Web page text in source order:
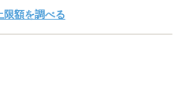
上限額を調べる